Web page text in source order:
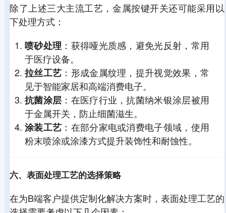
除了上述三大主流工艺，金属按键开关还可能采用以
下处理方式：
喷砂处理 ：获得哑光质感，避免光反射，常用
于医疗设备。
拉丝工艺 ：形成金属纹理，提升视觉效果，常
见于智能家居和高端消费电子。
抗菌涂层 ：在医疗行业，抗菌纳米银涂层被用
于金属开关，防止细菌滋生。
涂装工艺 ：在部分家电或消费电子领域，使用
粉末喷涂或涂漆方式提升装饰性和耐蚀性。
六、表面处理工艺的选择策略
在为B端客户提供定制化解决方案时，表面处理工艺的